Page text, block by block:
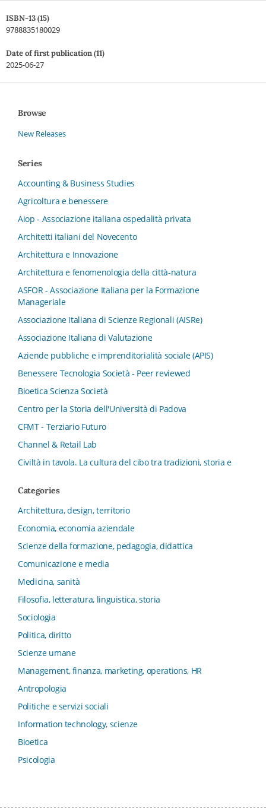
ISBN-13 (15)
9788835180029
Date of first publication (11)
2025-06-27
Browse
New Releases
Series
Accounting & Business Studies
Agricoltura e benessere
Aiop - Associazione italiana ospedalità privata
Architetti italiani del Novecento
Architettura e Innovazione
Architettura e fenomenologia della città-natura
ASFOR - Associazione Italiana per la Formazione
Manageriale
Associazione Italiana di Scienze Regionali (AISRe)
Associazione Italiana di Valutazione
Aziende pubbliche e imprenditorialità sociale (APIS)
Benessere Tecnologia Società - Peer reviewed
Bioetica Scienza Società
Centro per la Storia dell'Università di Padova
CFMT - Terziario Futuro
Channel & Retail Lab
Civiltà in tavola. La cultura del cibo tra tradizioni, storia e
Collana del Dipartimento di Scienze Aziendali, Management
dell’Economia Università di Bologna
Collana di Clinica della formazione
Collana di Ragioneria ed Economia Aziendale - SIDREA
Collana di Storia delle istituzioni educative e della
Letteratura per l’Infanzia
Collana di Studi e Ricerche Aziendali
Collana ISMU
Collana Tendenze Salute e Sanità ETS
Computational Social Science
Comunicazione, Istituzioni, Mutamento Sociale
Condivisione del sapere nel servizio sociale
Conoscenza, formazione, tecnologie
Connessioni nei contesti di apprendimento
Categories
Architettura, design, territorio
Economia, economia aziendale
Scienze della formazione, pedagogia, didattica
Comunicazione e media
Medicina, sanità
Filosofia, letteratura, linguistica, storia
Sociologia
Politica, diritto
Scienze umane
Management, finanza, marketing, operations, HR
Antropologia
Politiche e servizi sociali
Information technology, scienze
Bioetica
Psicologia